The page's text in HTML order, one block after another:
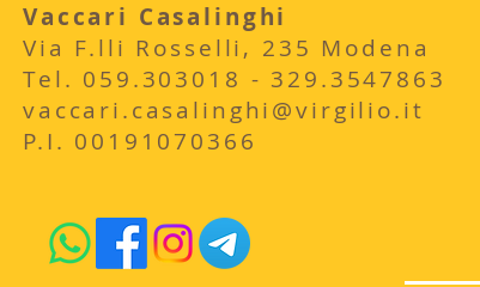
Vaccari Casalinghi
Via F.lli Rosselli, 235 Modena
​Tel. 059.303018 - 329.3547863
vaccari.casalinghi@virgilio.it
P.I. 00191070366